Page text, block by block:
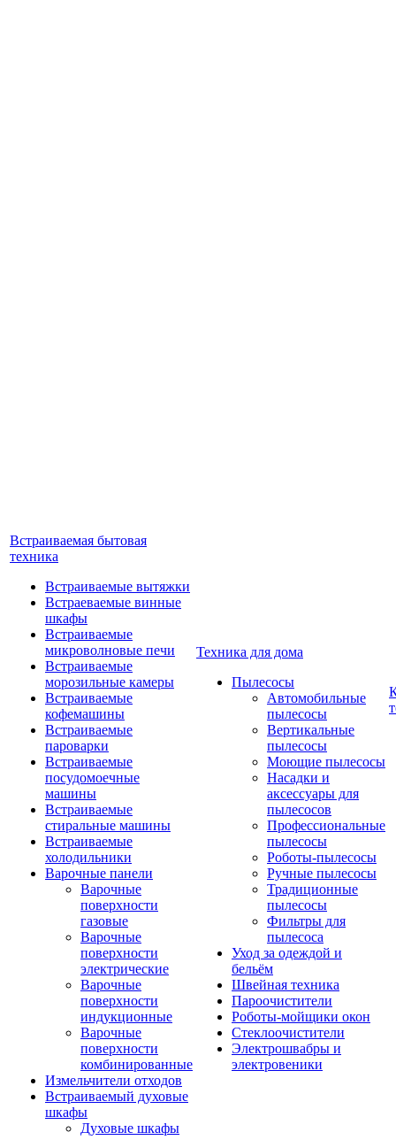
Встраиваемая бытовая
техника
Встраиваемые вытяжки
Встраеваемые винные
шкафы
Встраиваемые
микроволновые печи
Встраиваемые
морозильные камеры
Встраиваемые
кофемашины
Встраиваемые
пароварки
Встраиваемые
посудомоечные
машины
Встраиваемые
стиральные машины
Встраиваемые
холодильники
Варочные панели
Варочные
поверхности
газовые
Варочные
поверхности
электрические
Варочные
поверхности
индукционные
Варочные
поверхности
комбинированные
Измельчители отходов
Встраиваемый духовые
шкафы
Духовые шкафы
Техника для дома
Пылесосы
Автомобильные
пылесосы
Вертикальные
пылесосы
Моющие пылесосы
Насадки и
аксессуары для
пылесосов
Профессиональные
пылесосы
Роботы-пылесосы
Ручные пылесосы
Традиционные
пылесосы
Фильтры для
пылесоса
Уход за одеждой и
бельём
Швейная техника
Пароочистители
Роботы-мойщики окон
Стеклоочистители
Электрошвабры и
электровеники